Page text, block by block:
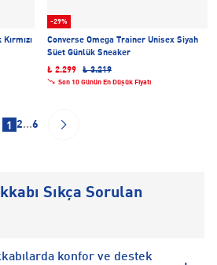
-29%
Converse Omega Trainer Unisex Siyah
Süet Günlük Sneaker
₺ 2.299
₺ 3.219
Son 10 Günün En Düşük Fiyatı
1 2...6
Sıkça Sorulan
konfor ve destek